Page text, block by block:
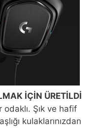
İÇİN ÜRETİLDİ
Şık ve hafif
kulaklarınızdan